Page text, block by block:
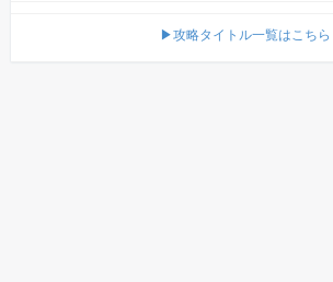
▶攻略タイトル一覧はこちら